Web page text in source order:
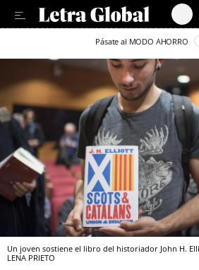
Pásate al MODO AHORRO
Un joven sostiene el libro del historiador John H.
LENA PRIETO